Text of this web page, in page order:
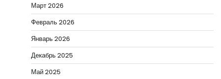
Март 2026
Февраль 2026
Январь 2026
Декабрь 2025
Май 2025